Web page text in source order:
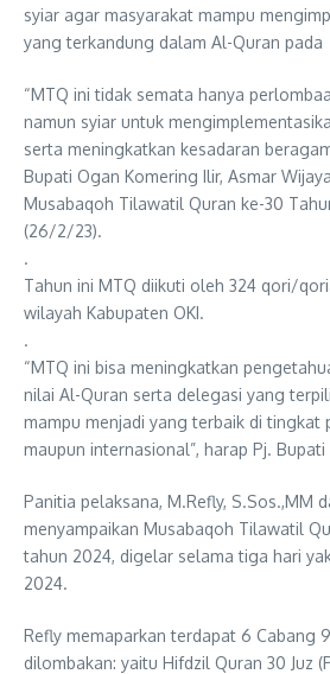
syiar agar masyarakat mampu
yang terkandung dalam Al-Quran
“MTQ ini tidak semata hanya
namun syiar untuk
serta meningkatkan kesadaran
Bupati Ogan Komering Ilir, Asmar
Musabaqoh Tilawatil Quran ke-30
(26/2/23).
.
Tahun ini MTQ diikuti oleh 324 qori/
wilayah Kabupaten OKI.
.
“MTQ ini bisa meningkatkan
nilai Al-Quran serta delegasi yang
mampu menjadi yang terbaik di tingkat
maupun internasional”, harap Pj. Bupati
Panitia pelaksana, M.Refly, S.Sos.,MM
menyampaikan Musabaqoh Tilawatil
tahun 2024, digelar selama tiga hari
2024.
Refly memaparkan terdapat 6 Cabang
dilombakan: yaitu Hifdzil Quran 30 Juz